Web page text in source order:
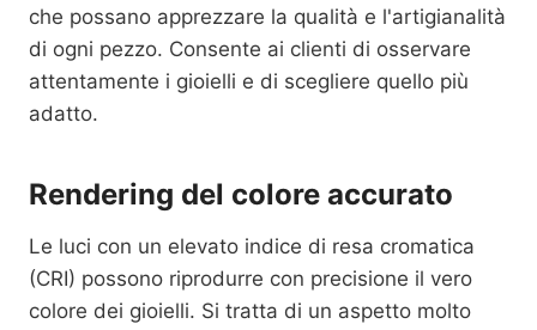
che possano apprezzare la qualità e l'artigianalità
di ogni pezzo. Consente ai clienti di osservare
attentamente i gioielli e di scegliere quello più
adatto.
Rendering del colore accurato
Le luci con un elevato indice di resa cromatica
(CRI) possono riprodurre con precisione il vero
colore dei gioielli. Si tratta di un aspetto molto